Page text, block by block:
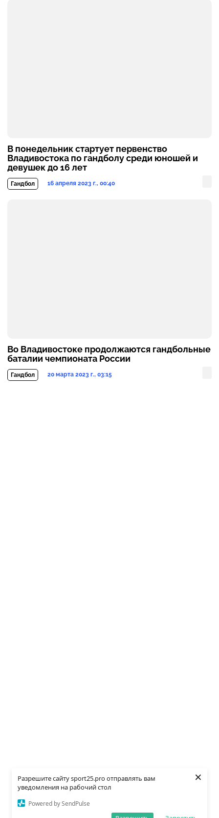
Разрешите сайту sport25.pro отправлять вам
уведомления на рабочий стол
Powered by SendPulse
×
В понедельник стартует первенство
Владивостока по гандболу среди юношей и
девушек до 16 лет
Гандбол 16 апреля 2023 г., 00:40
Во Владивостоке продолжаются гандбольные
баталии чемпионата России
Гандбол 20 марта 2023 г., 03:15